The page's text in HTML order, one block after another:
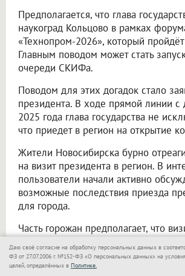
Предполагается, что глава
наукоград Кольцово в рамках
«Технопром-2026», который
Главным поводом может стать
очереди СКИФа.
Поводом для этих догадок стало
президента. В ходе прямой линии с
2025 года глава государства не
что приедет в регион на открытие
Жители Новосибирска бурно
на визит президента в регион. В
пользователи начали активно
возможные последствия приезда
для города.
Часть горожан предполагает, что
и пробкам.
Даю своё согласие на обработку персональных данных в
ФЗ от 27.07.2006 г. №152-ФЗ «О персональных данных» на
целей, определённых в Политике.